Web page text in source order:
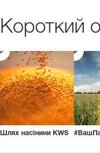
Короткий
Шлях насінини KWS